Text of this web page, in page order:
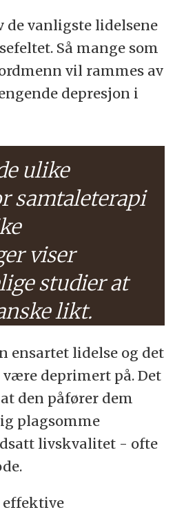
de vanligste lidelsene
Så mange som
vil rammes av
depresjon i
ulike
samtaleterapi
viser
studier at
likt.
ensartet lidelse og det
deprimert på. Det
den påfører dem
plagsomme
livskvalitet - ofte
effektive